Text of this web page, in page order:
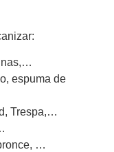
espuma de
Trespa,…
…